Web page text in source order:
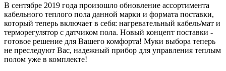
В сентябре 2019 года произошло обновление ассортимента
кабельного теплого пола данной марки и формата поставки,
который теперь включает в себя: нагревательный кабель/мат и
терморегулятор с датчиком пола. Новый концепт поставки -
готовое решение для Вашего комфорта! Муки выбора теперь
не преследуют Вас, надежный прибор для управления теплым
полом уже в комплекте!